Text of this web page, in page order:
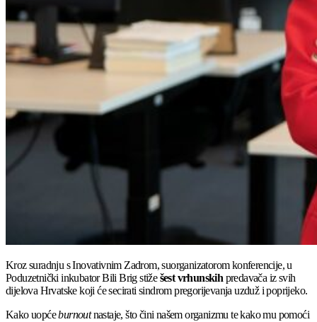
Kroz suradnju s Inovativnim Zadrom, suorganizatorom konferencije, u
Poduzetnički inkubator Bili Brig stižešest vrhunskih predavača iz svih
dijelova Hrvatske koji će secirati sindrom pregorijevanja uzduž i poprijeko.
Kako uopćeburnoutnastaje, što čini našem organizmu te kako mu pomoći